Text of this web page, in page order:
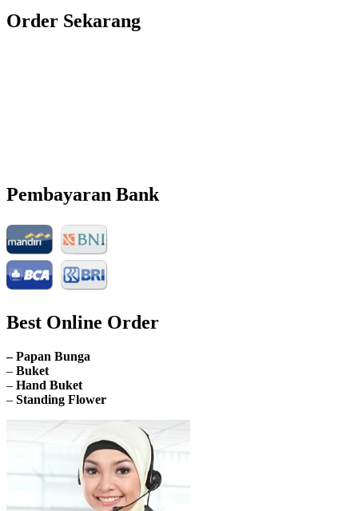
Order Sekarang
Pembayaran Bank
Best Online Order
– Papan Bunga
– Buket
– Hand Buket
– Standing Flower